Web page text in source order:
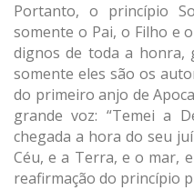
Portanto, o princípio
somente o Pai, o Filho e
dignos de toda a honra,
somente eles são os
do primeiro anjo de
grande voz: “Temei a
chegada a hora do seu
Céu, e a Terra, e o mar,
reafirmação do princípio